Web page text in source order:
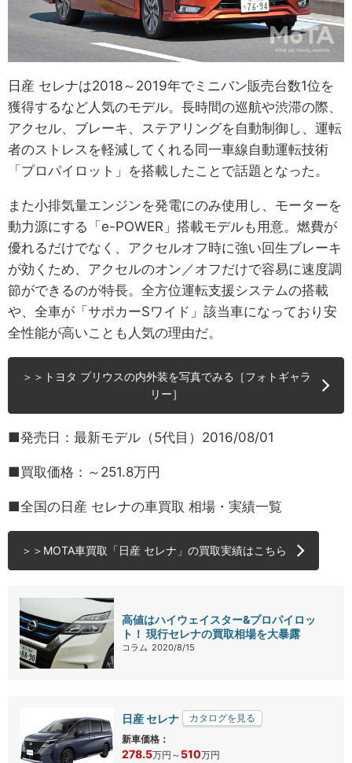
日産 セレナは2018～2019年でミニバン販売台数1位を
獲得するなど人気のモデル。長時間の巡航や渋滞の際、
アクセル、ブレーキ、ステアリングを自動制御し、運転
者のストレスを軽減してくれる同一車線自動運転技術
「プロパイロット」を搭載したことで話題となった。
また小排気量エンジンを発電にのみ使用し、モーターを
動力源にする「e-POWER」搭載モデルも用意。燃費が
優れるだけでなく、アクセルオフ時に強い回生ブレーキ
が効くため、アクセルのオン／オフだけで容易に速度調
節ができるのが特長。全方位運転支援システムの搭載
や、全車が「サポカーSワイド」該当車になっており安
全性能が高いことも人気の理由だ。
＞＞トヨタ プリウスの内外装を写真でみる［フォトギャラ
リー］
■発売日：最新モデル（5代目）2016/08/01
■買取価格：～251.8万円
■全国の日産 セレナの車買取 相場・実績一覧
＞＞MOTA車買取「日産 セレナ」の買取実績はこちら
高値はハイウェイスター&プロパイロッ
ト！ 現行セレナの買取相場を大暴露
コラム 2020/8/15
日産 セレナ
カタログを見る
新車価格：
278.5万円 ～ 510万円